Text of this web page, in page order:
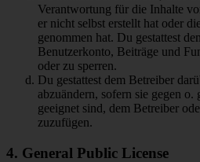
Verantwortung für die Inhalte
er nicht selbst erstellt hat oder
genommen hat. Du gestattest
Benutzerkonto, Beiträge und
oder zu sperren.
Du gestattest dem Betreiber
abzuändern, sofern sie gegen
geeignet sind, dem Betreiber
zuzufügen.
4. General Public License